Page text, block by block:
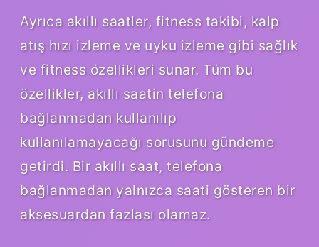
Ayrıca akıllı saatler, fitness takibi, kalp
atış hızı izleme ve uyku izleme gibi sağlık
ve fitness özellikleri sunar. Tüm bu
özellikler, akıllı saatin telefona
bağlanmadan kullanılıp
kullanılamayacağı sorusunu gündeme
getirdi. Bir akıllı saat, telefona
bağlanmadan yalnızca saati gösteren bir
aksesuardan fazlası olamaz.